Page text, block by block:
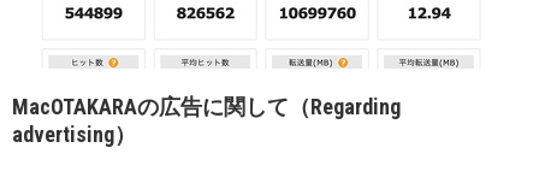
MacOTAKARAの広告に関して（Regarding
advertising）